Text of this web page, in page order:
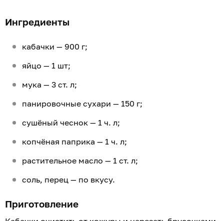
Ингредиенты
кабачки — 900 г;
яйцо — 1 шт;
мука — 3 ст. л;
панировочные сухари — 150 г;
сушёный чеснок — 1 ч. л;
копчёная паприка — 1 ч. л;
растительное масло — 1 ст. л;
соль, перец — по вкусу.
Приготовление